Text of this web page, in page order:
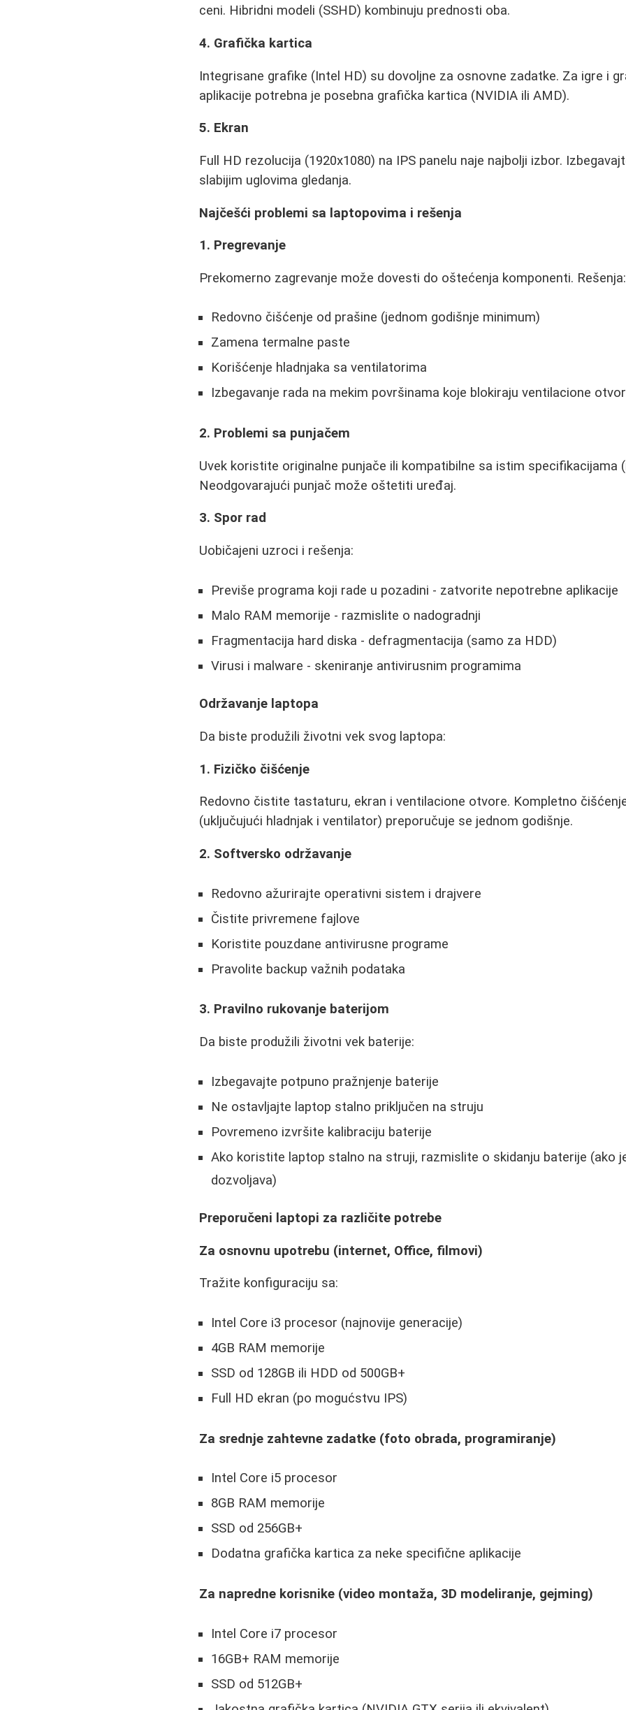
ceni. Hibridni modeli (SSHD) kombinuju prednosti oba.
4. Grafička kartica
Integrisane grafike (Intel HD) su dovoljne za osnovne zadatke. Za igre i
aplikacije potrebna je posebna grafička kartica (NVIDIA ili AMD).
5. Ekran
Full HD rezolucija (1920x1080) na IPS panelu naje najbolji izbor.
slabijim uglovima gledanja.
Najčešći problemi sa laptopovima i rešenja
1. Pregrevanje
Prekomerno zagrevanje može dovesti do oštećenja komponenti. Rešenja:
Redovno čišćenje od prašine (jednom godišnje minimum)
Zamena termalne paste
Korišćenje hladnjaka sa ventilatorima
Izbegavanje rada na mekim površinama koje blokiraju ventilacione
2. Problemi sa punjačem
Uvek koristite originalne punjače ili kompatibilne sa istim specifikacijama
Neodgovarajući punjač može oštetiti uređaj.
3. Spor rad
Uobičajeni uzroci i rešenja:
Previše programa koji rade u pozadini - zatvorite nepotrebne aplikacije
Malo RAM memorije - razmislite o nadogradnji
Fragmentacija hard diska - defragmentacija (samo za HDD)
Virusi i malware - skeniranje antivirusnim programima
Održavanje laptopa
Da biste produžili životni vek svog laptopa:
1. Fizičko čišćenje
Redovno čistite tastaturu, ekran i ventilacione otvore. Kompletno
(uključujući hladnjak i ventilator) preporučuje se jednom godišnje.
2. Softversko održavanje
Redovno ažurirajte operativni sistem i drajvere
Čistite privremene fajlove
Koristite pouzdane antivirusne programe
Pravolite backup važnih podataka
3. Pravilno rukovanje baterijom
Da biste produžili životni vek baterije:
Izbegavajte potpuno pražnjenje baterije
Ne ostavljajte laptop stalno priključen na struju
Povremeno izvršite kalibraciju baterije
Ako koristite laptop stalno na struji, razmislite o skidanju baterije (ako
dozvoljava)
Preporučeni laptopi za različite potrebe
Za osnovnu upotrebu (internet, Office, filmovi)
Tražite konfiguraciju sa:
Intel Core i3 procesor (najnovije generacije)
4GB RAM memorije
SSD od 128GB ili HDD od 500GB+
Full HD ekran (po mogućstvu IPS)
Za srednje zahtevne zadatke (foto obrada, programiranje)
Intel Core i5 procesor
8GB RAM memorije
SSD od 256GB+
Dodatna grafička kartica za neke specifične aplikacije
Za napredne korisnike (video montaža, 3D modeliranje, gejming)
Intel Core i7 procesor
16GB+ RAM memorije
SSD od 512GB+